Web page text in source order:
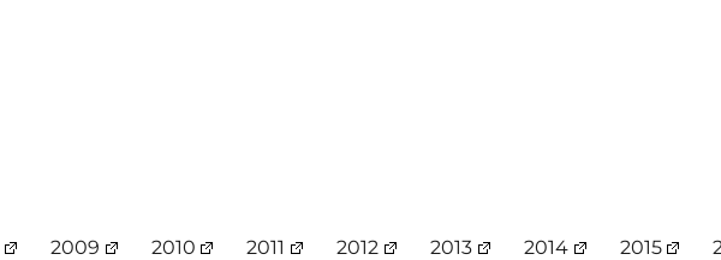
2009 2010 2011 2012 2013 2014 2015